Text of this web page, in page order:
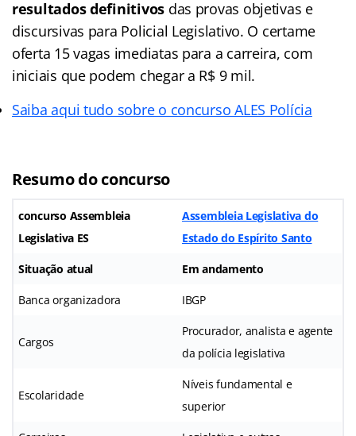
resultados definitivos das provas objetivas e
discursivas para Policial Legislativo. O certame
oferta 15 vagas imediatas para a carreira, com
iniciais que podem chegar a R$ 9 mil.
Saiba aqui tudo sobre o concurso ALES Polícia
Resumo do concurso
concurso Assembleia
Legislativa ES
Assembleia Legislativa do
Estado do Espírito Santo
Situação atual Em andamento
Banca organizadora IBGP
Cargos
Procurador, analista e agente
da polícia legislativa
Escolaridade
Níveis fundamental e
superior